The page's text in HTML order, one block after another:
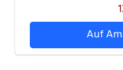
Auf